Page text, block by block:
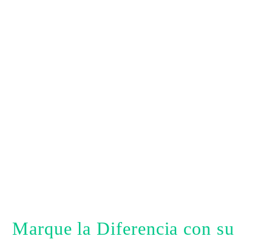
Marque la Diferencia con su